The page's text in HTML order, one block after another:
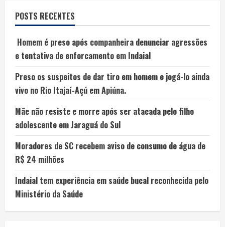
POSTS RECENTES
Homem é preso após companheira denunciar agressões
e tentativa de enforcamento em Indaial
Preso os suspeitos de dar tiro em homem e jogá-lo ainda
vivo no Rio Itajaí-Açú em Apiúna.
Mãe não resiste e morre após ser atacada pelo filho
adolescente em Jaraguá do Sul
Moradores de SC recebem aviso de consumo de água de
R$ 24 milhões
Indaial tem experiência em saúde bucal reconhecida pelo
Ministério da Saúde